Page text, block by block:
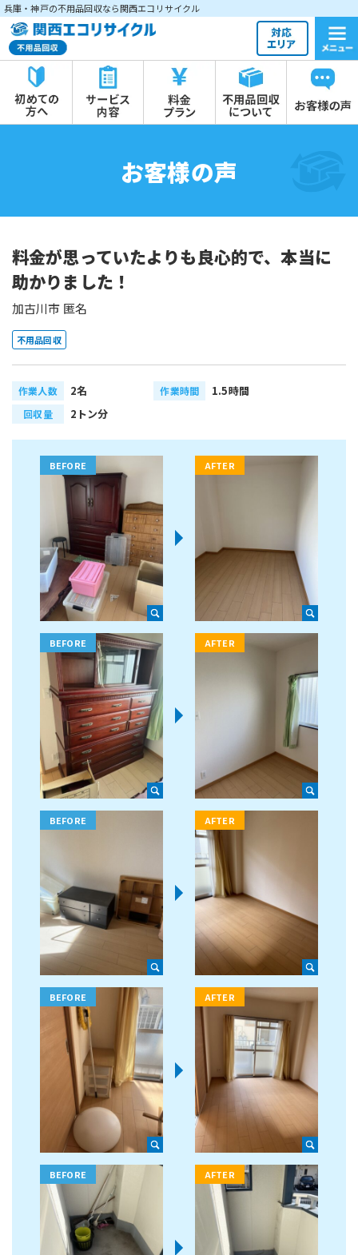
兵庫・神戸の不用品回収なら関西エコリサイクル
お客様の声
料金が思っていたよりも良心的で、本当に
助かりました！
加古川市 匿名
不用品回収
作業人数 2名 作業時間 1.5時間
回収量 2トン分